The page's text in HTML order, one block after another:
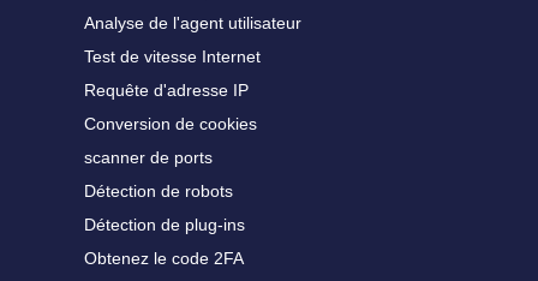
Analyse de l'agent utilisateur
Test de vitesse Internet
Requête d'adresse IP
Conversion de cookies
scanner de ports
Détection de robots
Détection de plug-ins
Obtenez le code 2FA